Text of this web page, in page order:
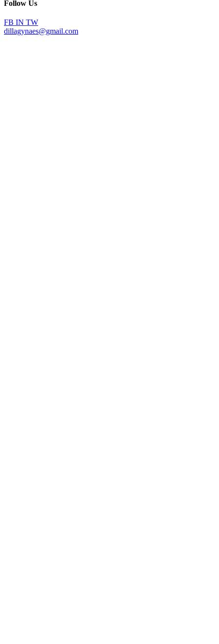
Follow Us
FB IN TW
dillagynaes@gmail.com